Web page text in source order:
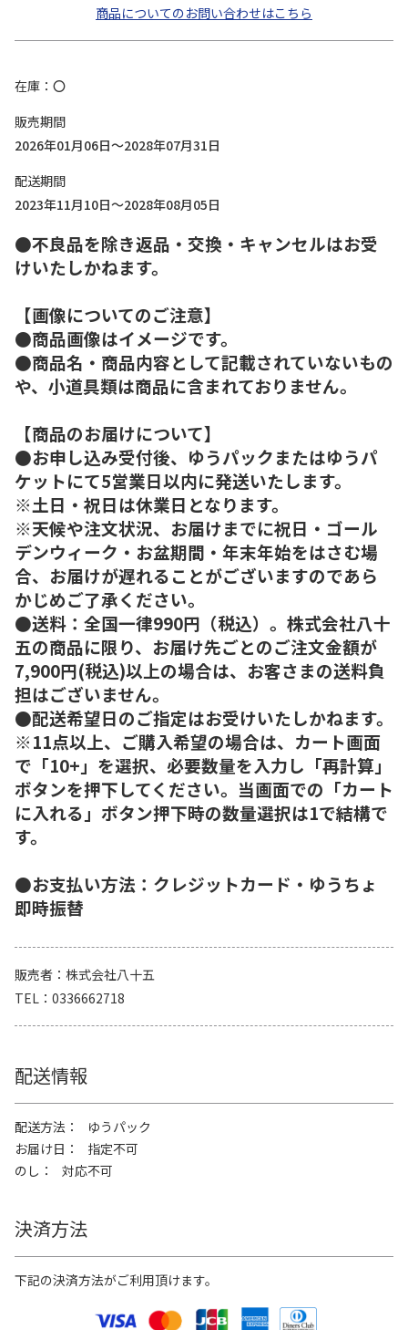
商品についてのお問い合わせはこちら
在庫
〇
販売期間
2026年01月06日～2028年07月31日
配送期間
2023年11月10日～2028年08月05日
●不良品を除き返品・交換・キャンセルはお受
けいたしかねます。
【画像についてのご注意】
●商品画像はイメージです。
●商品名・商品内容として記載されていないもの
や、小道具類は商品に含まれておりません。
【商品のお届けについて】
●お申し込み受付後、ゆうパックまたはゆうパ
ケットにて5営業日以内に発送いたします。
※土日・祝日は休業日となります。
※天候や注文状況、お届けまでに祝日・ゴール
デンウィーク・お盆期間・年末年始をはさむ場
合、お届けが遅れることがございますのであら
かじめご了承ください。
●送料：全国一律990円（税込）。株式会社八十
五の商品に限り、お届け先ごとのご注文金額が
7,900円(税込)以上の場合は、お客さまの送料負
担はございません。
●配送希望日のご指定はお受けいたしかねます。
※11点以上、ご購入希望の場合は、カート画面
で「10+」を選択、必要数量を入力し「再計算」
ボタンを押下してください。当画面での「カート
に入れる」ボタン押下時の数量選択は1で結構で
す。
●お支払い方法：クレジットカード・ゆうちょ
即時振替
販売者
株式会社八十五
TEL
0336662718
配送情報
配送方法
ゆうパック
お届け日
指定不可
のし
対応不可
決済方法
下記の決済方法がご利用頂けます。